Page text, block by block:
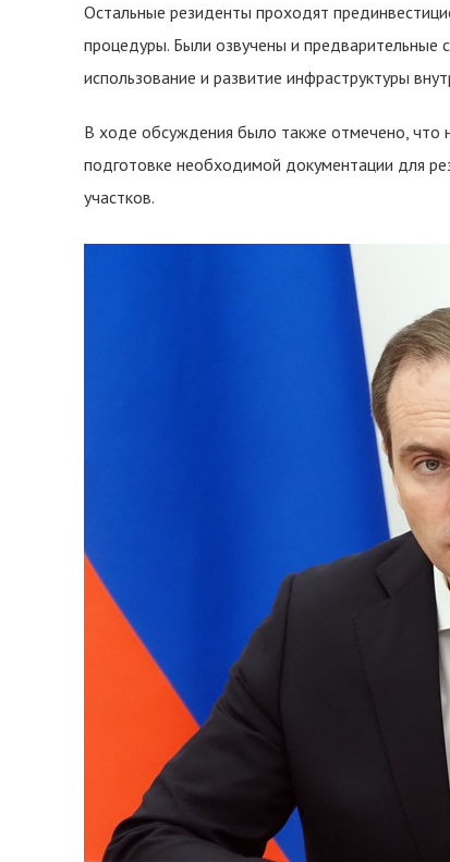
Остальные резиденты проходят
процедуры. Были озвучены и предварительные
использование и развитие инфраструктуры
В ходе обсуждения было также отмечено, что
подготовке необходимой документации для
участков.